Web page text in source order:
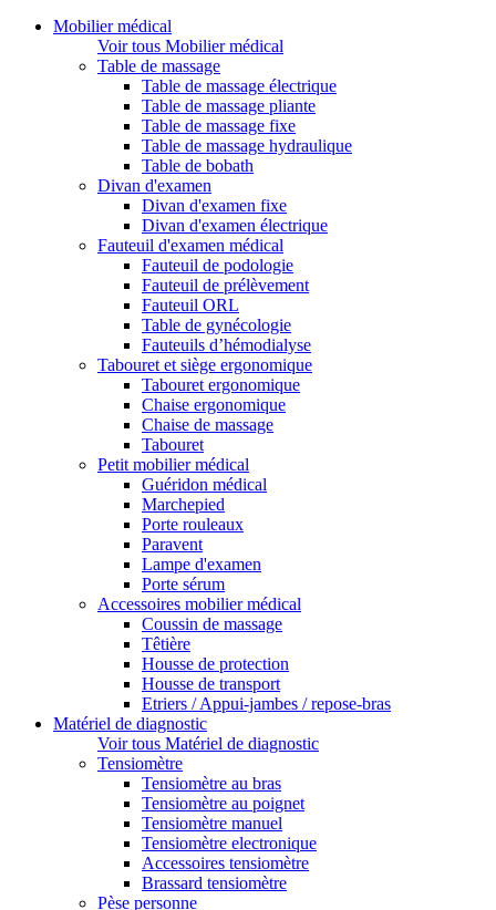
Mobilier médical
Voir tous Mobilier médical
Table de massage
Table de massage électrique
Table de massage pliante
Table de massage fixe
Table de massage hydraulique
Table de bobath
Divan d'examen
Divan d'examen fixe
Divan d'examen électrique
Fauteuil d'examen médical
Fauteuil de podologie
Fauteuil de prélèvement
Fauteuil ORL
Table de gynécologie
Fauteuils d’hémodialyse
Tabouret et siège ergonomique
Tabouret ergonomique
Chaise ergonomique
Chaise de massage
Tabouret
Petit mobilier médical
Guéridon médical
Marchepied
Porte rouleaux
Paravent
Lampe d'examen
Porte sérum
Accessoires mobilier médical
Coussin de massage
Têtière
Housse de protection
Housse de transport
Etriers / Appui-jambes / repose-bras
Matériel de diagnostic
Voir tous Matériel de diagnostic
Tensiomètre
Tensiomètre au bras
Tensiomètre au poignet
Tensiomètre manuel
Tensiomètre electronique
Accessoires tensiomètre
Brassard tensiomètre
Pèse personne